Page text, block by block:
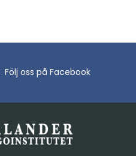
Följ oss på Facebook